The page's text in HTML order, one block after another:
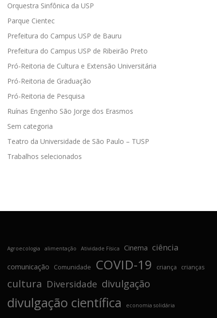
Orquestra Sinfônica da USP
Parque Cientec
Prefeitura do Campus USP de Bauru
Prefeitura do Campus USP de Ribeirão Preto
Pró-Reitoria de Cultura e Extensão Universitária
Pró-Reitoria de Graduação
Pró-Reitoria de Pesquisa
Ruínas Engenho São Jorge dos Erasmos
Sem categoria
Teatro da Universidade de São Paulo – TUSP
Trabalhos selecionados
Agroecologia alimentação Atividade Física Cinema ciência
comunicação Comunidade COVID-19 criança crianças
cultura Diversidade divulgação
divulgação científica economia solidária